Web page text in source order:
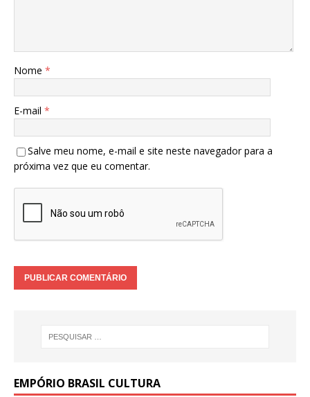
Nome *
E-mail *
Salve meu nome, e-mail e site neste navegador para a
próxima vez que eu comentar.
EMPÓRIO BRASIL CULTURA